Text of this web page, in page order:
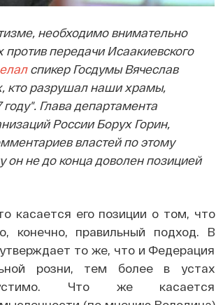
необходимо внимательно
передачи Исаакиевского
спикер Госдумы Вячеслав
кто разрушал наши храмы,
Глава департамента
России Борух Горин,
властей по этому
он не до конца доволен позицией
касается его позиции о том, что
конечно, правильный подход. В
то же, что и Федерация
розни, тем более в устах
Что же касается